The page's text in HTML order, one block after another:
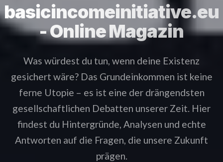
basicincomeinitiative.eu
- Online Magazin
Was würdest du tun, wenn deine Existenz
gesichert wäre? Das Grundeinkommen ist keine
ferne Utopie – es ist eine der drängendsten
gesellschaftlichen Debatten unserer Zeit. Hier
findest du Hintergründe, Analysen und echte
Antworten auf die Fragen, die unsere Zukunft
prägen.